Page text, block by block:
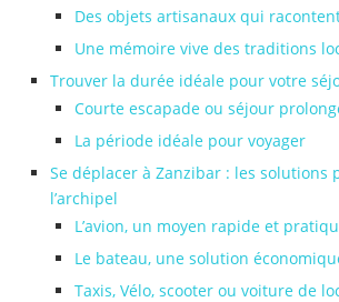
Des objets artisanaux qui
Une mémoire vive des traditions
Trouver la durée idéale pour votre
Courte escapade ou séjour
La période idéale pour voyager
Se déplacer à Zanzibar : les solutions
l’archipel
L’avion, un moyen rapide et
Le bateau, une solution
Taxis, Vélo, scooter ou voiture de